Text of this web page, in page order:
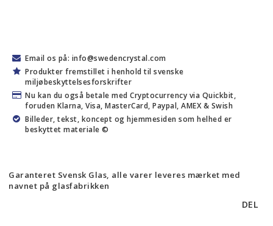
Email os på: info@swedencrystal.com
Produkter fremstillet i henhold til svenske
miljøbeskyttelsesforskrifter
Nu kan du også betale med Cryptocurrency via Quickbit,
foruden Klarna, Visa, MasterCard, Paypal, AMEX & Swish
Billeder, tekst, koncept og hjemmesiden som helhed er
beskyttet materiale ©
Garanteret Svensk Glas, alle varer leveres mærket med
navnet på glasfabrikken
DEL